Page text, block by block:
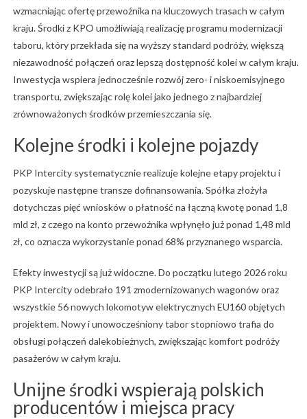
wzmacniając ofertę przewoźnika na kluczowych trasach w całym
kraju. Środki z KPO umożliwiają realizację programu modernizacji
taboru, który przekłada się na wyższy standard podróży, większą
niezawodność połączeń oraz lepszą dostępność kolei w całym kraju.
Inwestycja wspiera jednocześnie rozwój zero- i niskoemisyjnego
transportu, zwiększając rolę kolei jako jednego z najbardziej
zrównoważonych środków przemieszczania się.
Kolejne środki i kolejne pojazdy
PKP Intercity systematycznie realizuje kolejne etapy projektu i
pozyskuje następne transze dofinansowania. Spółka złożyła
dotychczas pięć wniosków o płatność na łączną kwotę ponad 1,8
mld zł, z czego na konto przewoźnika wpłynęło już ponad 1,48 mld
zł, co oznacza wykorzystanie ponad 68% przyznanego wsparcia.
Efekty inwestycji są już widoczne. Do początku lutego 2026 roku
PKP Intercity odebrało 191 zmodernizowanych wagonów oraz
wszystkie 56 nowych lokomotyw elektrycznych EU160 objętych
projektem. Nowy i unowocześniony tabor stopniowo trafia do
obsługi połączeń dalekobieżnych, zwiększając komfort podróży
pasażerów w całym kraju.
Unijne środki wspierają polskich
producentów i miejsca pracy